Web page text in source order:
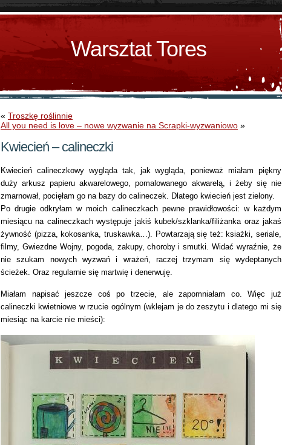
Warsztat Tores
« Troszkę roślinnie
All you need is love – nowe wyzwanie na Scrapki-wyzwaniowo »
Kwiecień – calineczki
Kwiecień calineczkowy wygląda tak, jak wygląda, ponieważ miałam piękny
duży arkusz papieru akwarelowego, pomalowanego akwarelą, i żeby się nie
zmarnował, pocięłam go na bazy do calineczek. Dlatego kwiecień jest zielony.
Po drugie odkryłam w moich calineczkach pewne prawidłowości: w każdym
miesiącu na calineczkach występuje jakiś kubek/szklanka/filiżanka oraz jakaś
żywność (pizza, kokosanka, truskawka…). Powtarzają się też: ksiażki, seriale,
filmy, Gwiezdne Wojny, pogoda, zakupy, choroby i smutki. Widać wyraźnie, że
nie szukam nowych wyzwań i wrażeń, raczej trzymam się wydeptanych
ścieżek. Oraz regularnie się martwię i denerwuję.
Miałam napisać jeszcze coś po trzecie, ale zapomniałam co. Więc już
calineczki kwietniowe w rzucie ogólnym (wklejam je do zeszytu i dlatego mi się
miesiąc na karcie nie mieści):